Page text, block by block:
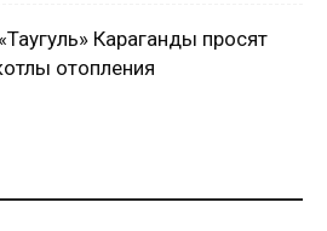
Караганды просят
отопления